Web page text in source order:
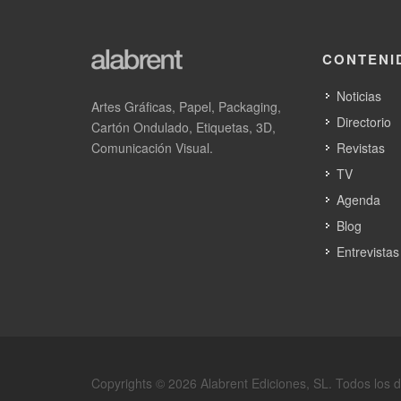
Noticias relacionadas
Grupo Fera adquiere su segunda EFI
VUTEk M3h en FuturePrint
EFI y Serilon llevarán a FuturePrint
Artes Gráficas, Papel, Packaging,
Cartón Ondulado, Etiquetas, 3D,
Comunicación Visual.
Noticias
Directorio
Revistas
TV
Agenda
Blog
Entrevistas
Copyrights © 2026 Alabrent Ediciones, SL. Todos los